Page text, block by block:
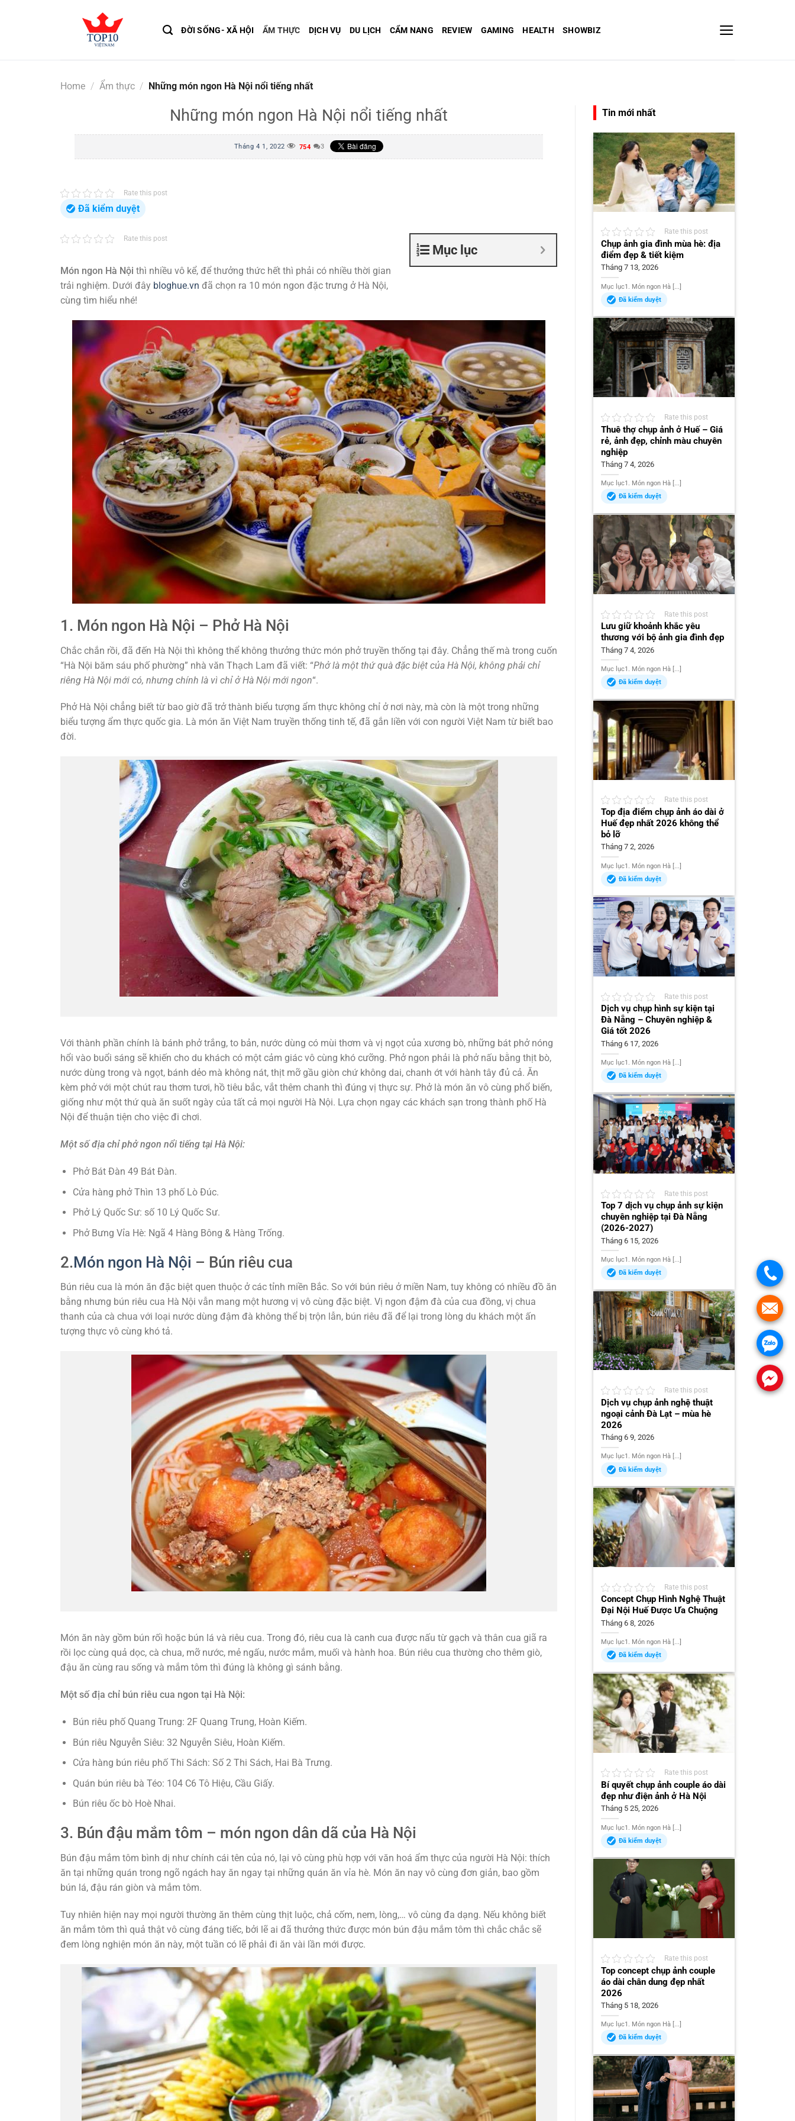
ĐỜI SỐNG- XÃ HỘI ẨM THỰC DỊCH VỤ DU LỊCH CẨM NANG REVIEW GAMING HEALTH SHOWBIZ
Home / Ẩm thực / Những món ngon Hà Nội nổi tiếng nhất
Những món ngon Hà Nội nổi tiếng nhất
Tháng 4 1, 2022 754 3
Rate this post
Đã kiểm duyệt
Mục lục
Rate this post
Món ngon Hà Nội thì nhiều vô kể, để thưởng thức hết thì phải có nhiều thời gian
trải nghiệm. Dưới đây bloghue.vn đã chọn ra 10 món ngon đặc trưng ở Hà Nội,
cùng tìm hiểu nhé!
1. Món ngon Hà Nội – Phở Hà Nội
Chắc chắn rồi, đã đến Hà Nội thì không thể không thưởng thức món phở truyền thống tại đây. Chẳng thế mà trong cuốn
“Hà Nội băm sáu phố phường” nhà văn Thạch Lam đã viết: “Phở là một thứ quà đặc biệt của Hà Nội, không phải chỉ
riêng Hà Nội mới có, nhưng chính là vì chỉ ở Hà Nội mới ngon“.
Phở Hà Nội chẳng biết từ bao giờ đã trở thành biểu tượng ẩm thực không chỉ ở nơi này, mà còn là một trong những
biểu tượng ẩm thực quốc gia. Là món ăn Việt Nam truyền thống tinh tế, đã gắn liền với con người Việt Nam từ biết bao
đời.
Với thành phần chính là bánh phở trắng, to bản, nước dùng có mùi thơm và vị ngọt của xương bò, những bát phở nóng
hổi vào buổi sáng sẽ khiến cho du khách có một cảm giác vô cùng khó cưỡng. Phở ngon phải là phở nấu bằng thịt bò,
nước dùng trong và ngọt, bánh dẻo mà không nát, thịt mỡ gầu giòn chứ không dai, chanh ớt với hành tây đủ cả. Ăn
kèm phở với một chút rau thơm tươi, hồ tiêu bắc, vắt thêm chanh thì đúng vị thực sự. Phở là món ăn vô cùng phổ biến,
giống như một thứ quà ăn suốt ngày của tất cả mọi người Hà Nội. Lựa chọn ngay các khách sạn trong thành phố Hà
Nội để thuận tiện cho việc đi chơi.
Một số địa chỉ phở ngon nổi tiếng tại Hà Nội:
Phở Bát Đàn 49 Bát Đàn.
Cửa hàng phở Thìn 13 phố Lò Đúc.
Phở Lý Quốc Sư: số 10 Lý Quốc Sư.
Phở Bưng Vỉa Hè: Ngã 4 Hàng Bông & Hàng Trống.
2.Món ngon Hà Nội – Bún riêu cua
Bún riêu cua là món ăn đặc biệt quen thuộc ở các tỉnh miền Bắc. So với bún riêu ở miền Nam, tuy không có nhiều đồ ăn
bằng nhưng bún riêu cua Hà Nội vẫn mang một hương vị vô cùng đặc biệt. Vị ngon đậm đà của cua đồng, vị chua
thanh của cà chua với loại nước dùng đậm đà không thể bị trộn lẫn, bún riêu đã để lại trong lòng du khách một ấn
tượng thực vô cùng khó tả.
Món ăn này gồm bún rối hoặc bún lá và riêu cua. Trong đó, riêu cua là canh cua được nấu từ gạch và thân cua giã ra
rồi lọc cùng quả dọc, cà chua, mỡ nước, mẻ ngấu, nước mắm, muối và hành hoa. Bún riêu cua thường cho thêm giò,
đậu ăn cùng rau sống và mắm tôm thì đúng là không gì sánh bằng.
Một số địa chỉ bún riêu cua ngon tại Hà Nội:
Bún riêu phố Quang Trung: 2F Quang Trung, Hoàn Kiếm.
Bún riêu Nguyễn Siêu: 32 Nguyễn Siêu, Hoàn Kiếm.
Cửa hàng bún riêu phố Thi Sách: Số 2 Thi Sách, Hai Bà Trưng.
Quán bún riêu bà Téo: 104 C6 Tô Hiệu, Cầu Giấy.
Bún riêu ốc bò Hoè Nhai.
3. Bún đậu mắm tôm – món ngon dân dã của Hà Nội
Bún đậu mắm tôm bình dị như chính cái tên của nó, lại vô cùng phù hợp với văn hoá ẩm thực của người Hà Nội: thích
ăn tại những quán trong ngõ ngách hay ăn ngay tại những quán ăn vỉa hè. Món ăn nay vô cùng đơn giản, bao gồm
bún lá, đậu rán giòn và mắm tôm.
Tuy nhiên hiện nay mọi người thường ăn thêm cùng thịt luộc, chả cốm, nem, lòng,… vô cùng đa dạng. Nếu không biết
ăn mắm tôm thì quả thật vô cùng đáng tiếc, bởi lẽ ai đã thưởng thức được món bún đậu mắm tôm thì chắc chắc sẽ
đem lòng nghiện món ăn này, một tuần có lẽ phải đi ăn vài lần mới được.
Tin mới nhất
Rate this post
Chụp ảnh gia đình mùa hè: địa
điểm đẹp & tiết kiệm
Tháng 7 13, 2026
Mục lục1. Món ngon Hà [...]
Đã kiểm duyệt
Rate this post
Thuê thợ chụp ảnh ở Huế – Giá
rẻ, ảnh đẹp, chỉnh màu chuyên
nghiệp
Tháng 7 4, 2026
Mục lục1. Món ngon Hà [...]
Đã kiểm duyệt
Rate this post
Lưu giữ khoảnh khắc yêu
thương với bộ ảnh gia đình đẹp
Tháng 7 4, 2026
Mục lục1. Món ngon Hà [...]
Đã kiểm duyệt
Rate this post
Top địa điểm chụp ảnh áo dài ở
Huế đẹp nhất 2026 không thể
bỏ lỡ
Tháng 7 2, 2026
Mục lục1. Món ngon Hà [...]
Đã kiểm duyệt
Rate this post
Dịch vụ chụp hình sự kiện tại
Đà Nẵng – Chuyên nghiệp &
Giá tốt 2026
Tháng 6 17, 2026
Mục lục1. Món ngon Hà [...]
Đã kiểm duyệt
Rate this post
Top 7 dịch vụ chụp ảnh sự kiện
chuyên nghiệp tại Đà Nẵng
(2026-2027)
Tháng 6 15, 2026
Mục lục1. Món ngon Hà [...]
Đã kiểm duyệt
Rate this post
Dịch vụ chụp ảnh nghệ thuật
ngoại cảnh Đà Lạt – mùa hè
2026
Tháng 6 9, 2026
Mục lục1. Món ngon Hà [...]
Đã kiểm duyệt
Rate this post
Concept Chụp Hình Nghệ Thuật
Đại Nội Huế Được Ưa Chuộng
Tháng 6 8, 2026
Mục lục1. Món ngon Hà [...]
Đã kiểm duyệt
Rate this post
Bí quyết chụp ảnh couple áo dài
đẹp như điện ảnh ở Hà Nội
Tháng 5 25, 2026
Mục lục1. Món ngon Hà [...]
Đã kiểm duyệt
Rate this post
Top concept chụp ảnh couple
áo dài chân dung đẹp nhất
2026
Tháng 5 18, 2026
Mục lục1. Món ngon Hà [...]
Đã kiểm duyệt